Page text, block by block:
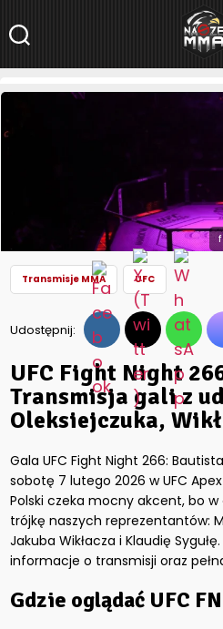
NaszeMMA.pl»Aktualności»Świat»
gdzie oglądać? Transmisja gali z
Transmisje MMA UFC
Udostępnij:
UFC Fight Night
Transmisja gali z
Oleksiejczuka,
Gala UFC Fight Night 266:
sobotę 7 lutego 2026 w UFC
Polski czeka mocny akcent, bo
trójkę naszych reprezentantów:
Jakuba Wikłacza i Klaudię
informacje o transmisji oraz
Gdzie oglądać UFC